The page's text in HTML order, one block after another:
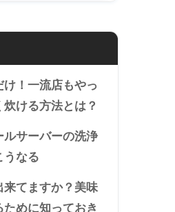
！一流店もやっ
ける方法とは？
サーバーの洗浄
うなる
来てますか？美味
めに知っておき